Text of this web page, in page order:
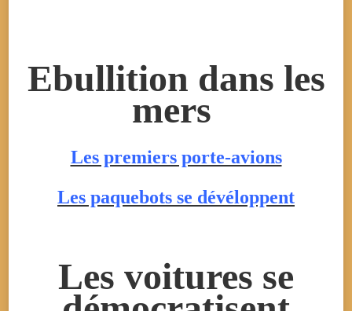
Ebullition dans les
mers
Les premiers porte-avions
Les paquebots se dévéloppent
Les voitures se